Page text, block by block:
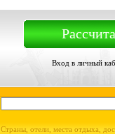
Вход в личный
Страны, отели, места отдыха,